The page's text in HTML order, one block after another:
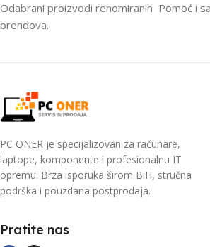
Odabrani proizvodi renomiranih
brendova.
Pomoć i
PC ONER je specijalizovan za računare,
laptope, komponente i profesionalnu IT
opremu. Brza isporuka širom BiH, stručna
podrška i pouzdana postprodaja.
Pratite nas